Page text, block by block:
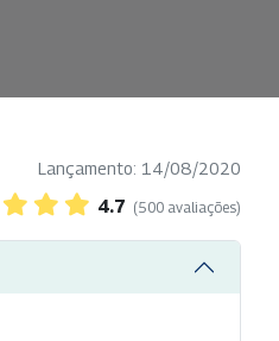
Lançamento: 14/08/2020
4.7 (500 avaliações)